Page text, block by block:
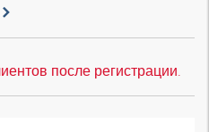
после регистрации.